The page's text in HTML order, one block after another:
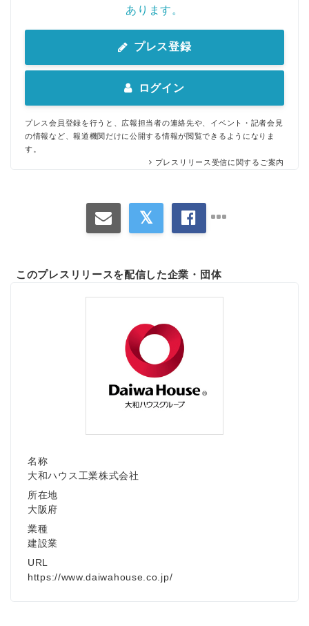
あります。
プレス登録
ログイン
プレス会員登録を行うと、広報担当者の連絡先や、イベント・記者会見
の情報など、報道機関だけに公開する情報が閲覧できるようになりま
す。
プレスリリース受信に関するご案内
このプレスリリースを配信した企業・団体
名称
大和ハウス工業株式会社
所在地
大阪府
業種
建設業
URL
https://www.daiwahouse.co.jp/